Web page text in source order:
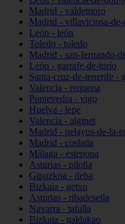
Madrid - valdemoro
Madrid - villaviciosa-de-
León - león
Toledo - toledo
Madrid - san-fernando-
León - garrafe-de-torío
Santa-cruz-de-tenerife -
Valencia - requena
Pontevedra - vigo
Huelva - lepe
Valencia - alginet
Madrid - pelayos-de-la-
Madrid - coslada
Málaga - estepona
Asturias - piloña
Gipuzkoa - deba
Bizkaia - getxo
Asturias - ribadesella
Navarra - tafalla
Bizkaia - galdakao